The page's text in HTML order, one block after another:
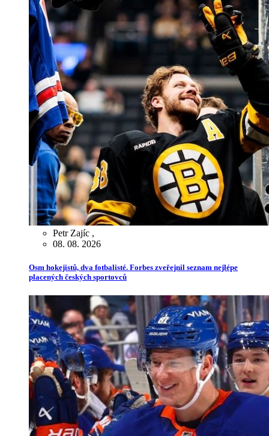
Petr Zajíc ,
08. 08. 2026
Osm hokejistů, dva fotbalisté. Forbes zveřejnil seznam nejlépe
placených českých sportovců